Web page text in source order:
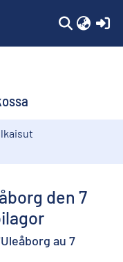
den 7
au 7